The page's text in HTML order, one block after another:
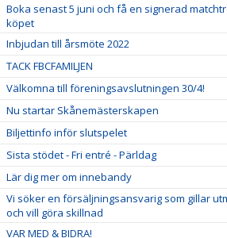
Boka senast 5 juni och få en signerad
köpet
Inbjudan till årsmöte 2022
TACK FBCFAMILJEN
Välkomna till föreningsavslutningen 30/4!
Nu startar Skånemästerskapen
Biljettinfo inför slutspelet
Sista stödet - Fri entré - Pärldag
Lär dig mer om innebandy
Vi söker en försäljningsansvarig som gillar
och vill göra skillnad
VAR MED & BIDRA!